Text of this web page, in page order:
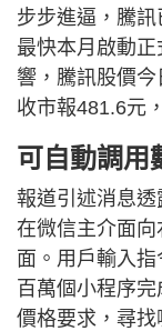
步步進逼，騰訊
最快本月啟動
響，騰訊股價今
收市報481.6元
可自動調用
報道引述消息
在微信主介面
面。用戶輸入
百萬個小程序
價格要求，尋找